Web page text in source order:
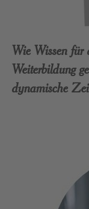
Wie Wissen
Weiterbildung
dynamische